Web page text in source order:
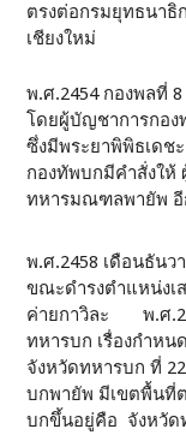
ตรงต่อกรมยุทธนาธิ
เชียงใหม่
พ.ศ.2454 กองพลที่
โดยผู้บัญชาการกอง
ซึ่งมีพระยาพิพิธเ
กองทัพบกมีคำสั่งให้
ทหารมณฑลพายัพ อี
พ.ศ.2458 เดือนธัน
ขณะดำรงตำแหน่งเ
ค่ายกาวิละ พ.ศ
ทหารบก เรื่องก
จังหวัดทหารบก ที่
บกพายัพ มีเขตพื้นที่
บกขึ้นอยู่คือ จังหวัด